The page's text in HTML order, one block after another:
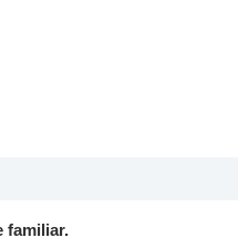
familiar.